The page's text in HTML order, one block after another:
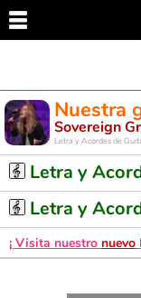
Nuestra
Sovereign
Letra y Acordes de
Letra y
Letra y
¡ Visita nuestro nuevo